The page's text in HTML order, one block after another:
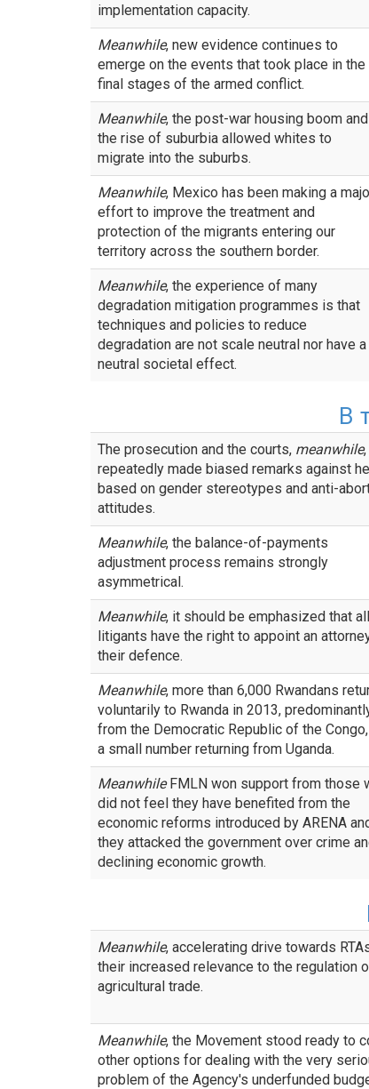
implementation capacity.
Meanwhile, new evidence continues to
emerge on the events that took place in the
final stages of the armed conflict.
Meanwhile, the post-war housing boom and
the rise of suburbia allowed whites to
migrate into the suburbs.
Meanwhile, Mexico has been making a
effort to improve the treatment and
protection of the migrants entering our
territory across the southern border.
Meanwhile, the experience of many
degradation mitigation programmes is that
techniques and policies to reduce
degradation are not scale neutral nor have a
neutral societal effect.
В
The prosecution and the courts, meanwhile,
repeatedly made biased remarks against
based on gender stereotypes and anti-
attitudes.
Meanwhile, the balance-of-payments
adjustment process remains strongly
asymmetrical.
Meanwhile, it should be emphasized that all
litigants have the right to appoint an
their defence.
Meanwhile, more than 6,000 Rwandans
voluntarily to Rwanda in 2013,
from the Democratic Republic of the
a small number returning from Uganda.
MeanwhileFMLN won support from those
did not feel they have benefited from the
economic reforms introduced by ARENA
they attacked the government over crime
declining economic growth.
Meanwhile, accelerating drive towards
their increased relevance to the regulation
agricultural trade.
Meanwhile, the Movement stood ready to
other options for dealing with the very
problem of the Agency's underfunded